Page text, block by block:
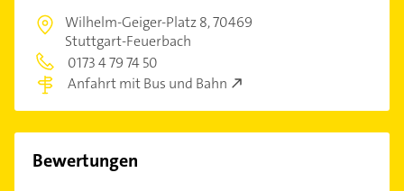
Wilhelm-Geiger-Platz 8,70469
Stuttgart-Feuerbach
0173 4 79 74 50
Anfahrt mit Bus und Bahn
Bewertungen